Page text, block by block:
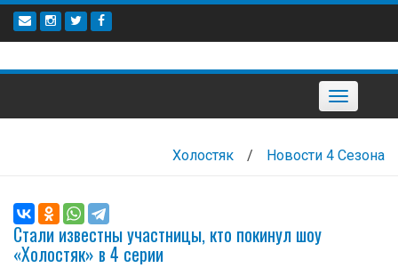
Наверх
Toggle
navigation
Холостяк / Новости 4 Сезона
Стали известны участницы, кто покинул шоу
«Холостяк» в 4 серии